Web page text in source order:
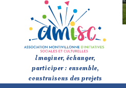
Imaginer, échanger,
participer : ensemble,
construisons des projets